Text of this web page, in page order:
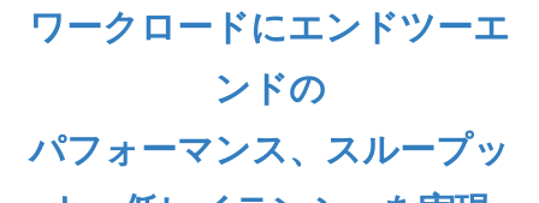
ワークロードにエンドツーエ
ンドの
パフォーマンス、スループッ